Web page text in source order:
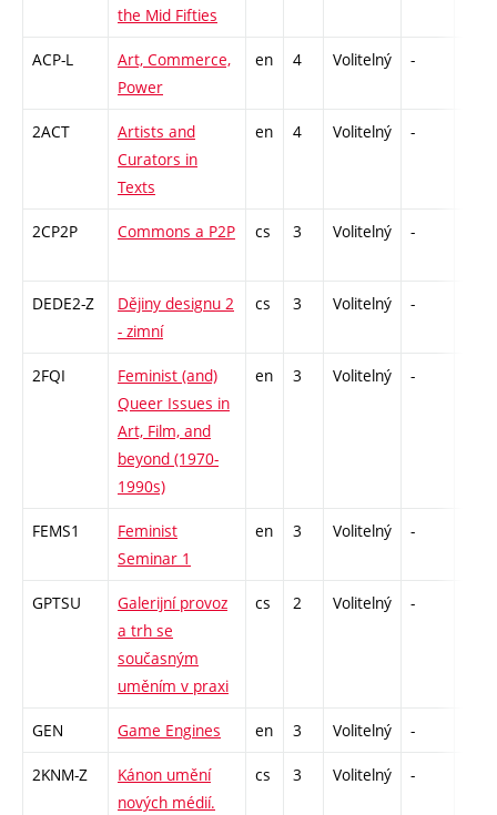
the Mid Fifties
ACP-L
Art, Commerce,
Power
en 4 Volitelný -
2ACT
Artists and
Curators in
Texts
en 4 Volitelný -
2CP2P Commons a P2P cs 3 Volitelný -
DEDE2-Z
Dějiny designu 2
- zimní
cs 3 Volitelný -
2FQI
Feminist (and)
Queer Issues in
Art, Film, and
beyond (1970-
1990s)
en 3 Volitelný -
FEMS1
Feminist
Seminar 1
en 3 Volitelný -
GPTSU
Galerijní provoz
a trh se
současným
uměním v praxi
cs 2 Volitelný -
GEN Game Engines en 3 Volitelný -
2KNM-Z
Kánon umění
nových médií.
cs 3 Volitelný -